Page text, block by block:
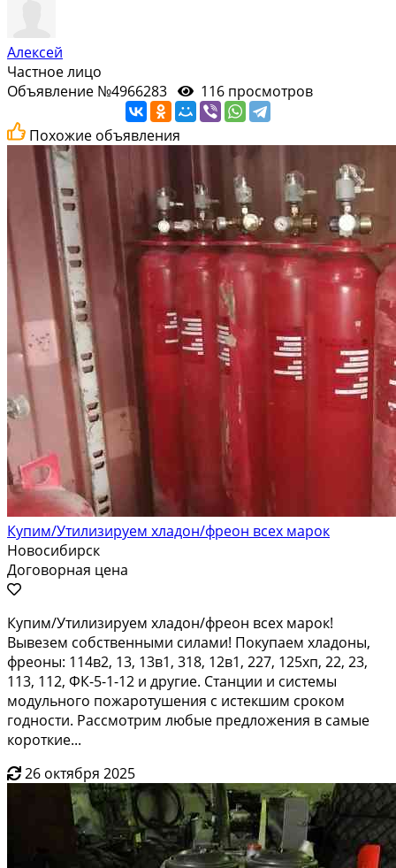
Алексей
Частное лицо
Объявление №4966283
116 просмотров
Похожие объявления
Купим/Утилизируем хладон/фреон всех марок
Новосибирск
Договорная цена
Купим/Утилизируем хладон/фреон всех марок!
Вывезем собственными силами! Покупаем хладоны,
фреоны: 114в2, 13, 13в1, 318, 12в1, 227, 125хп, 22, 23,
113, 112, ФК-5-1-12 и другие. Станции и системы
модульного пожаротушения с истекшим сроком
годности. Рассмотрим любые предложения в самые
короткие...
26 октября 2025